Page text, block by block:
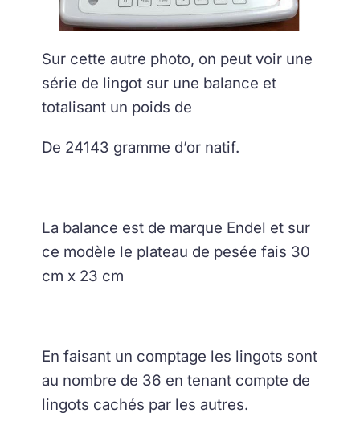
Sur cette autre photo, on peut voir une
série de lingot sur une balance et
totalisant un poids de
De 24143 gramme d’or natif.
La balance est de marque Endel et sur
ce modèle le plateau de pesée fais 30
cm x 23 cm
En faisant un comptage les lingots sont
au nombre de 36 en tenant compte de
lingots cachés par les autres.